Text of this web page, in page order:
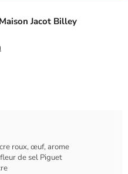
Maison Jacot Billey
roux, œuf, arome
de sel Piguet